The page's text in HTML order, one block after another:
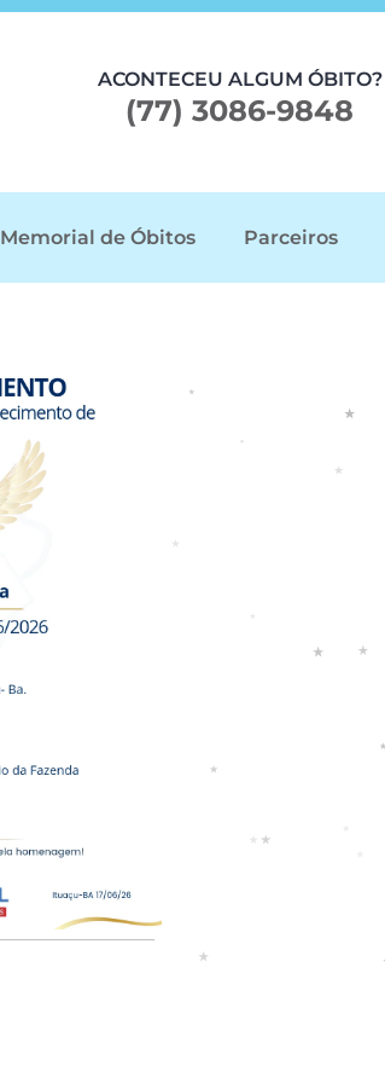
ACONTECEU ALGUM ÓBITO?
(77) 3086-9848
Memorial de Óbitos Parceiros